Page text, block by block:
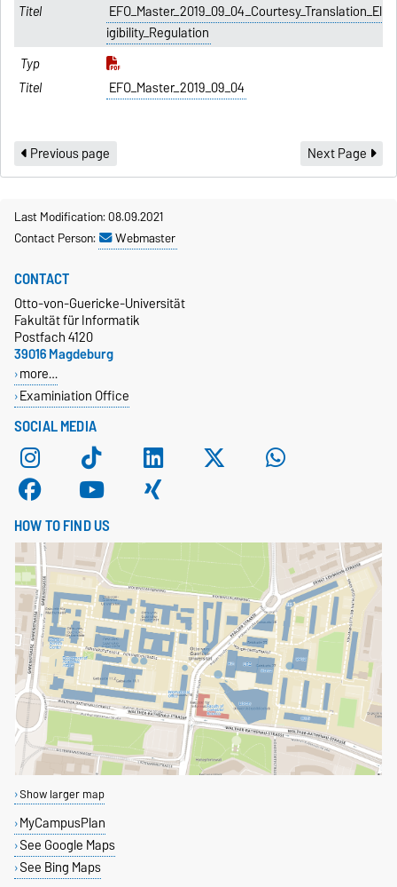
EFO_Master_2019_09_04_Courtesy_Translation_El
igibility_Regulation
EFO_Master_2019_09_04
Previous page Next Page
Last Modification: 08.09.2021
Contact Person:
Webmaster
SOCIAL MEDIA
CONTACT
Otto-von-Guericke-Universität
Fakultät für Informatik
Postfach 4120
39016 Magdeburg
more…
Examiniation Office
HOW TO FIND US
Show larger map
MyCampusPlan
See Google Maps
See Bing Maps